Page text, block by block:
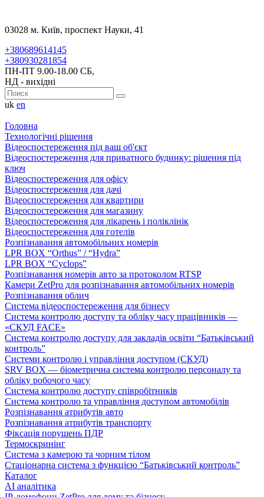
03028 м. Київ, проспект Науки, 41
+380689614145
+380930281854
ПН-ПТ 9.00-18.00 СБ,
НД - вихідні
uk en
Головна
Технологічні рішення
Відеоспостереження під ваш об'єкт
Відеоспостереження для приватного будинку: рішення під
ключ
Відеоспостереження для офісу
Відеоспостереження для дачі
Відеоспостереження для квартири
Відеоспостереження для магазину
Відеоспостереження для лікарень і поліклінік
Відеоспостереження для готелів
Розпізнавання автомобільних номерів
LPR BOX “Orthus” / “Hydra”
LPR BOX “Cyclops”
Розпізнавання номерів авто за протоколом RTSP
Камери ZetPro для розпізнавання автомобільних номерів
Розпізнавання облич
Система відеоспостереження для бізнесу
Система контролю доступу та обліку часу працівників —
«СКУД FACE»
Система контролю доступу для закладів освіти “Батьківський
контроль”
Системи контролю і управління доступом (СКУД)
SRV BOX — біометрична система контролю персоналу та
обліку робочого часу
Система контролю доступу співробітників
Система контролю та управління доступом автомобілів
Розпізнавання атрибутів авто
Розпізнавання атрибутів транспорту
Фіксація порушень ПДР
Термоскринінг
Система з камерою та чорним тілом
Стаціонарна система з функцією “Батьківський контроль”
Каталог
AI аналітика